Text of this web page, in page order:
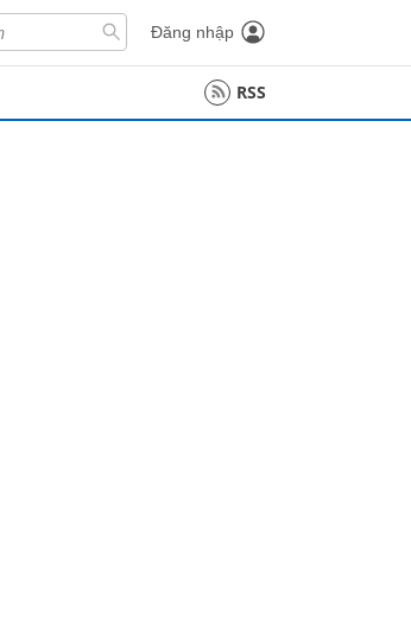
Đăng nhập
RSS